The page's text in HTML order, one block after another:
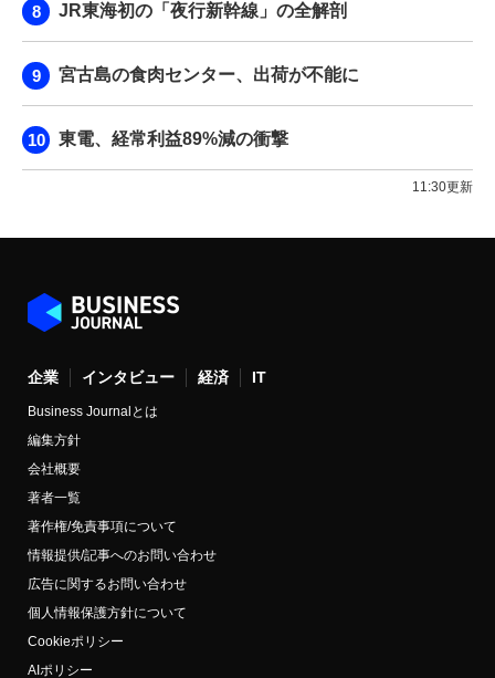
JR東海初の「夜行新幹線」の全解剖
宮古島の食肉センター、出荷が不能に
東電、経常利益89%減の衝撃
11:30更新
企業 インタビュー 経済 IT
Business Journalとは
編集方針
会社概要
著者一覧
著作権/免責事項について
情報提供/記事へのお問い合わせ
広告に関するお問い合わせ
個人情報保護方針について
Cookieポリシー
AIポリシー